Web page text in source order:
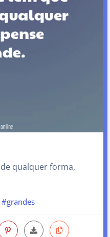
qualquer forma,
#grandes